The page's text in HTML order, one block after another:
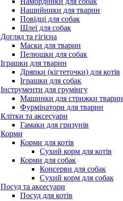
Нашийники для тварин
Повідці для собак
Шлеї для собак
Догляд та гігієна
Маски для тварин
Пелюшки для собак
Іграшки для тварин
Дряпки (кігтеточки) для котів
Іграшки для собак
Інструменти для грумінгу
Машинки для стрижки тварин
Фурмінатори для тварин
Клітки та аксесуари
Гамаки для гризунів
Корми
Корми для котів
Сухий корм для котів
Корми для собак
Консерви для собак
Сухий корм для собак
Посуд та аксесуари
Посуд для котів